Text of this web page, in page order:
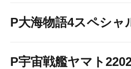
P大海物語4スペシャ
P宇宙戦艦ヤマト